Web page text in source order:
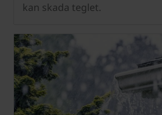
kan skada teglet.